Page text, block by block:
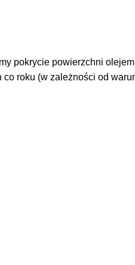
pokrycie powierzchni
roku (w zależności od